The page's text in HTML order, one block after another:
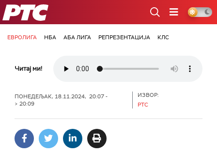
РТС
ЕВРОЛИГА НБА АБА ЛИГА РЕПРЕЗЕНТАЦИЈА КЛС
Читај ми!
ПОНЕДЕЉАК, 18.11.2024, 20:07 -
> 20:09
ИЗВОР:
РТС